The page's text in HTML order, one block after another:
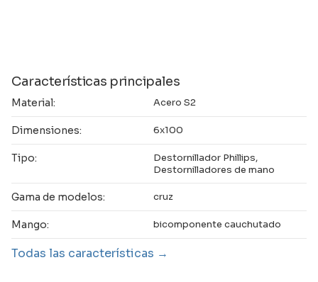
Características principales
Material: Acero S2
Dimensiones: 6x100
Tipo:
Destornillador Phillips,
Destornilladores de mano
Gama de modelos: cruz
Mango: bicomponente cauchutado
Todas las características